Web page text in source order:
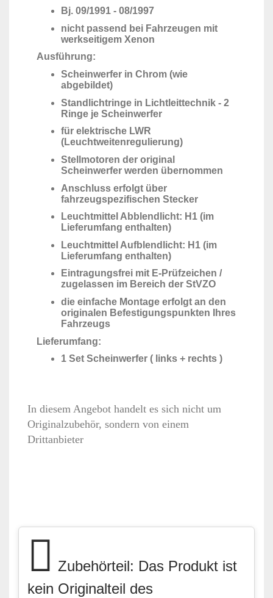
Bj. 09/1991 - 08/1997
nicht passend bei Fahrzeugen mit
werkseitigem Xenon
Ausführung:
Scheinwerfer in Chrom (wie
abgebildet)
Standlichtringe in Lichtleittechnik - 2
Ringe je Scheinwerfer
für elektrische LWR
(Leuchtweitenregulierung)
Stellmotoren der original
Scheinwerfer werden übernommen
Anschluss erfolgt über
fahrzeugspezifischen Stecker
Leuchtmittel Abblendlicht: H1 (im
Lieferumfang enthalten)
Leuchtmittel Aufblendlicht: H1 (im
Lieferumfang enthalten)
Eintragungsfrei mit E-Prüfzeichen /
zugelassen im Bereich der StVZO
die einfache Montage erfolgt an den
originalen Befestigungspunkten Ihres
Fahrzeugs
Lieferumfang:
1 Set Scheinwerfer ( links + rechts )
In diesem Angebot handelt es sich nicht um
Originalzubehör, sondern von einem
Drittanbieter
Zubehörteil: Das Produkt ist
kein Originalteil des